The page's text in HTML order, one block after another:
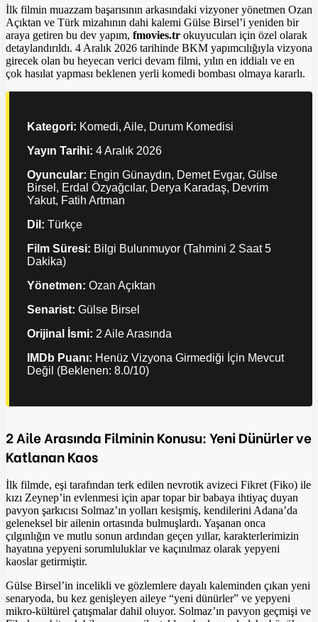
İlk filmin muazzam başarısının arkasındaki vizyoner yönetmen Ozan
Açıktan ve Türk mizahının dahi kalemi Gülse Birsel’i yeniden bir
araya getiren bu dev yapım, fmovies.tr okuyucuları için özel olarak
detaylandırıldı. 4 Aralık 2026 tarihinde BKM yapımcılığıyla vizyona
girecek olan bu heyecan verici devam filmi, yılın en iddialı ve en
çok hasılat yapması beklenen yerli komedi bombası olmaya kararlı.
Kategori: Komedi, Aile, Durum Komedisi
Yayın Tarihi: 4 Aralık 2026
Oyuncular: Engin Günaydın, Demet Evgar, Gülse
Birsel, Erdal Özyağcılar, Derya Karadaş, Devrim
Yakut, Fatih Artman
Dil: Türkçe
Film Süresi: Bilgi Bulunmuyor (Tahmini 2 Saat 5
Dakika)
Yönetmen: Ozan Açıktan
Senarist: Gülse Birsel
Orijinal İsmi: 2 Aile Arasında
IMDb Puanı: Henüz Vizyona Girmediği İçin Mevcut
Değil (Beklenen: 8.0/10)
2 Aile Arasında Filminin Konusu: Yeni Dünürler ve
Katlanan Kaos
İlk filmde, eşi tarafından terk edilen nevrotik avizeci Fikret (Fiko) ile
kızı Zeynep’in evlenmesi için apar topar bir babaya ihtiyaç duyan
pavyon şarkıcısı Solmaz’ın yolları kesişmiş, kendilerini Adana’da
geleneksel bir ailenin ortasında bulmuşlardı. Yaşanan onca
çılgınlığın ve mutlu sonun ardından geçen yıllar, karakterlerimizin
hayatına yepyeni sorumluluklar ve kaçınılmaz olarak yepyeni
kaoslar getirmiştir.
Gülse Birsel’in incelikli ve gözlemlere dayalı kaleminden çıkan yeni
senaryoda, bu kez genişleyen aileye “yeni dünürler” ve yepyeni
mikro-kültürel çatışmalar dahil oluyor. Solmaz’ın pavyon geçmişi ve